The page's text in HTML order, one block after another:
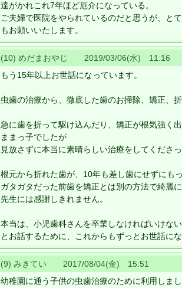
達がかれこれ7年ほど厄介になっている。
ご夫婦で医院をやられているのだと思うが、と
もお願いいたします。
(10) めだまおやじ 2019/03/06(水) 11:16
もう15年以上お世話になっています。
虫歯の治療から、徹底した歯のお掃除、矯正、
急に歯を折って駆け込んだり、矯正が根気強く
ままっ子でしたが
見放さずに本当に素晴らしい治療をしてくださっ
根元から折れた歯が、10年も差し歯にせずにも
ガタガタだった前歯を矯正とは別の方法で綺麗
先生には感謝しきれません。
本当は、小児歯科さんを卒業しなければいけな
とお話するために、これからもずっとお世話に
(9) みきてい 2017/08/04(金) 15:51
幼稚園に通う子供の虫歯治療のために利用しま